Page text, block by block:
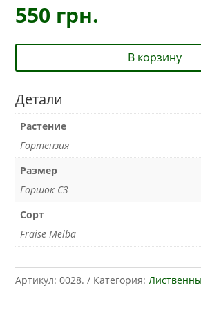
550 грн.
В корзину
Детали
Растение
Гортензия
Размер
Горшок С3
Сорт
Fraise Melba
Артикул: 0028. Категория: